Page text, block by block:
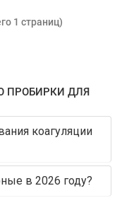
1 страниц)
ПРОБИРКИ ДЛЯ
коагуляции
в 2026 году?